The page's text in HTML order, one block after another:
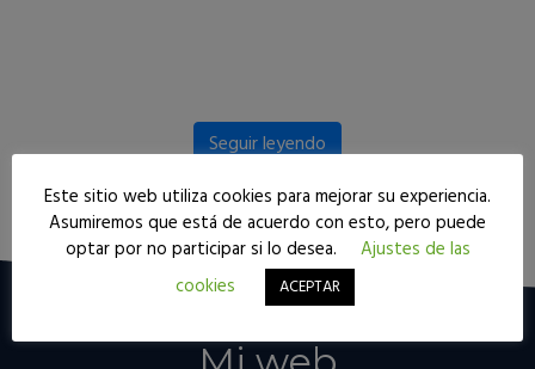
Seguir leyendo
Este sitio web utiliza cookies para mejorar su experiencia.
Asumiremos que está de acuerdo con esto, pero puede
optar por no participar si lo desea.
Ajustes de las
cookies
ACEPTAR